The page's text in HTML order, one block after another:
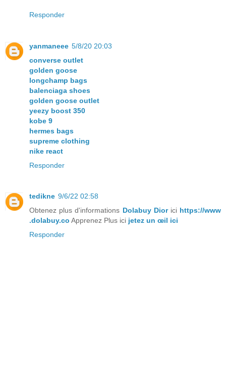
Responder
yanmaneee 5/8/20 20:03
converse outlet
golden goose
longchamp bags
balenciaga shoes
golden goose outlet
yeezy boost 350
kobe 9
hermes bags
supreme clothing
nike react
Responder
tedikne 9/6/22 02:58
Obtenez plus d'informations Dolabuy Diorici https://www
.dolabuy.co Apprenez Plus ici jetez un œil ici
Responder